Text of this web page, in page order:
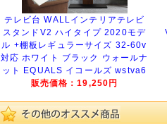
テレビ台 WALLインテリアテレビ
スタンドV2 ハイタイプ 2020モデ
ル +棚板レギュラーサイズ 32-60v
対応 ホワイト ブラック ウォールナ
ット EQUALS イコールズ wstva6
販売価格：19,250円